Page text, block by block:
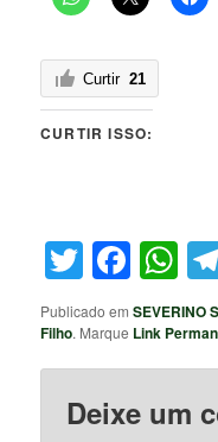
Curtir 21
CURTIR ISSO:
Twitter
Publicado emSEVERINO
Filho. Marque Link
Deixe um